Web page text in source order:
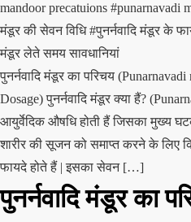
mandoor precatuions #punarnavadi
मंडूर की सेवन विधि#पुनर्नवादि मंडूर के
मंडूर लेते समय सावधानियां
पुनर्नवादि मंडूर का परिचय
Dosage) पुनर्नवादि मंडूर क्या हैं?
आयुर्वेदिक औषधि होती हैं जिसका मुख्य
शारीर की सूजन को समाप्त करने के लिए
फायदे होते हैं | इसका सेवन […]
पुनर्नवादि मंडूर का